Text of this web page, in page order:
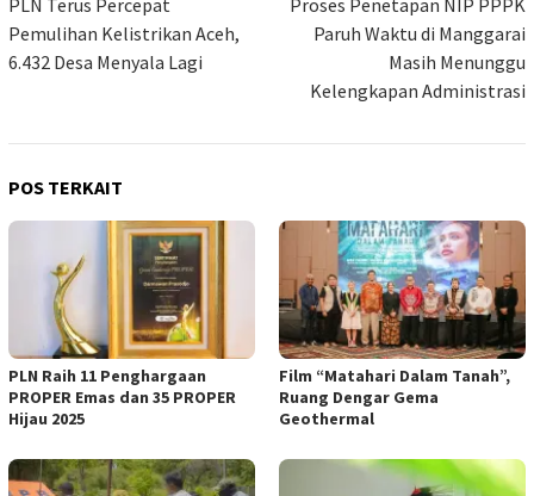
pos
PLN Terus Percepat
Pemulihan Kelistrikan Aceh,
6.432 Desa Menyala Lagi
Proses Penetapan NIP PPPK
Paruh Waktu di Manggarai
Masih Menunggu
Kelengkapan Administrasi
POS TERKAIT
PLN Raih 11 Penghargaan
PROPER Emas dan 35 PROPER
Hijau 2025
Film “Matahari Dalam Tanah”,
Ruang Dengar Gema
Geothermal